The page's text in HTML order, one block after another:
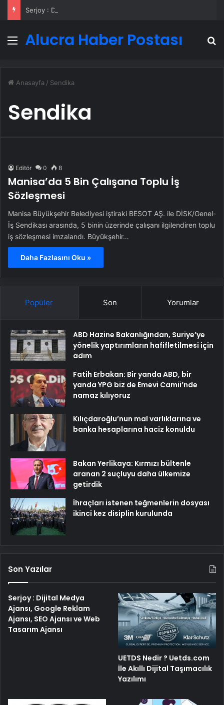
MenüAlucra Haber Postası
Anasayfa / Sendika
Sendika
Editör 0 8
Manisa’da 5 Bin Çalışana Toplu İş
Sözleşmesi
Manisa Büyükşehir Belediyesi iştiraki BESOT AŞ. ile DİSK/Genel-
İş Sendikası arasında, 5 binin üzerinde çalışanı ilgilendiren toplu
iş sözleşmesi imzalandı. Büyükşehir…
Daha Fazlasını Oku »
Popüler Son Yorumlar
ABD Hazine Bakanlığından, Suriye’ye
yönelik yaptırımların hafifletilmesi için
adım
Fatih Erbakan: Bir yanda ABD, bir
yanda YPG biz de Emevi Camii’nde
namaz kılıyoruz
Kılıçdaroğlu’nun mal varlıklarına ve
banka hesaplarına haciz konuldu
Bakan Yerlikaya: Kırmızı bültenle
aranan 2 suçluyu daha ülkemize
getirdik
İhraçları istenen teğmenlerin dosyası
ikinci kez disiplin kurulunda
Son Yazılar
Serjoy : Dijital Medya
Ajansı, Google Reklam
Ajansı, SEO Ajansı ve Web
Tasarım Ajansı
UETDS Nedir ? Uetds.com
İle Akıllı Dijital Taşımacılık
Yazılımı